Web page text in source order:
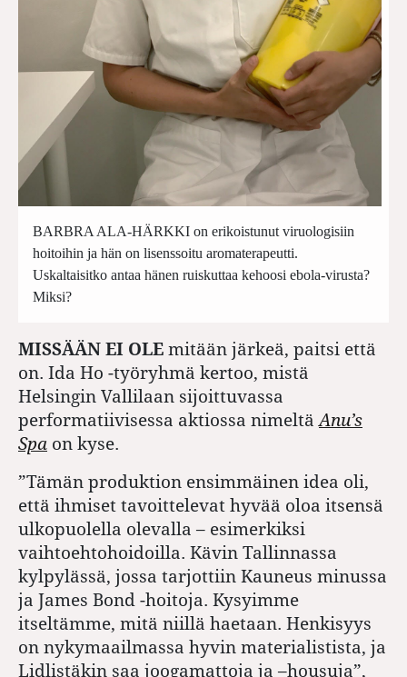
BARBRA ALA-HÄRKKI on erikoistunut viruologisiin
hoitoihin ja hän on lisenssoitu aromaterapeutti.
Uskaltaisitko antaa hänen ruiskuttaa kehoosi ebola-virusta?
Miksi?
MISSÄÄN EI OLE mitään järkeä, paitsi että
on. Ida Ho -työryhmä kertoo, mistä
Helsingin Vallilaan sijoittuvassa
performatiivisessa aktiossa nimeltäAnu’s
Spa on kyse.
”Tämän produktion ensimmäinen idea oli,
että ihmiset tavoittelevat hyvää oloa itsensä
ulkopuolella olevalla – esimerkiksi
vaihtoehtohoidoilla. Kävin Tallinnassa
kylpylässä, jossa tarjottiin Kauneus minussa
ja James Bond -hoitoja. Kysyimme
itseltämme, mitä niillä haetaan. Henkisyys
on nykymaailmassa hyvin materialistista, ja
Lidlistäkin saa joogamattoja ja –housuja”,